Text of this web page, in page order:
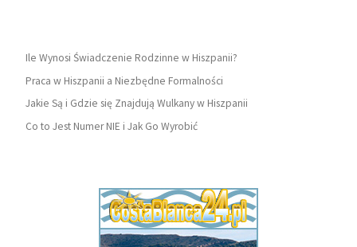
Ile Wynosi Świadczenie Rodzinne w Hiszpanii?
Praca w Hiszpanii a Niezbędne Formalności
Jakie Są i Gdzie się Znajdują Wulkany w Hiszpanii
Co to Jest Numer NIE i Jak Go Wyrobić